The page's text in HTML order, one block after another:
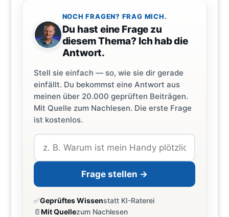
NOCH FRAGEN? FRAG MICH.
Du hast eine Frage zu
diesem Thema? Ich hab die
Antwort.
Stell sie einfach — so, wie sie dir gerade
einfällt. Du bekommst eine Antwort aus
meinen über 20.000 geprüften Beiträgen.
Mit Quelle zum Nachlesen. Die erste Frage
ist kostenlos.
Frage stellen →
✅Geprüftes Wissenstatt KI-Raterei
📄Mit Quellezum Nachlesen